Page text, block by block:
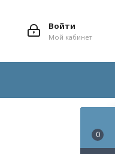
Войти
Мой кабинет
0